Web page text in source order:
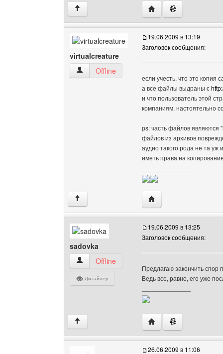
↑ Посетить сайт
virtualcreature
virtualcreature Посмотреть профиль
Offline
19.06.2009 в 13:19
Заголовок сообщения:
если учесть, что это копия
а все файлы выдраны с
и что пользователь этой
компаниям, настоятельно
ps: часть файлов являются
файлов из архивов
аудио такого рода не та
иметь права на
↑ Посетить сайт
sadovka
sadovka Посмотреть профиль
Offline
Дизайнер
19.06.2009 в 13:25
Заголовок сообщения:
Предлагаю закончить спор
Ведь все, равно, его уже
↑ Посетить сайт
26.06.2009 в 11:06